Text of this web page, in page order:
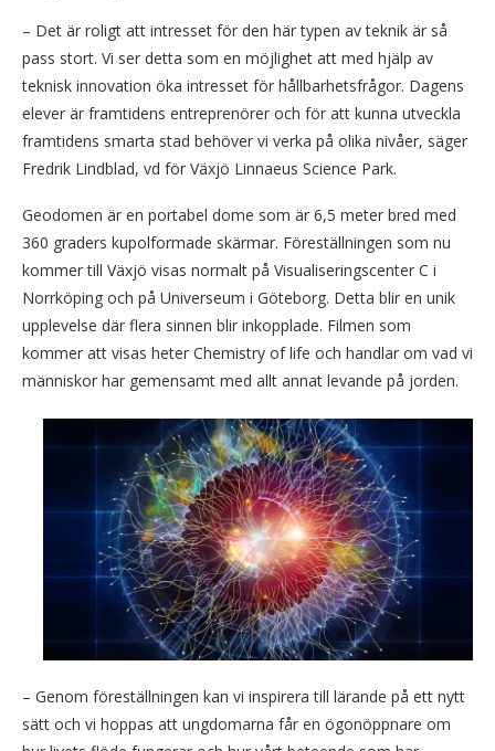
– Det är roligt att intresset för den här typen av teknik är så
pass stort. Vi ser detta som en möjlighet att med hjälp av
teknisk innovation öka intresset för hållbarhetsfrågor. Dagens
elever är framtidens entreprenörer och för att kunna utveckla
framtidens smarta stad behöver vi verka på olika nivåer, säger
Fredrik Lindblad, vd för Växjö Linnaeus Science Park.
Geodomen är en portabel dome som är 6,5 meter bred med
360 graders kupolformade skärmar. Föreställningen som nu
kommer till Växjö visas normalt på Visualiseringscenter C i
Norrköping och på Universeum i Göteborg. Detta blir en unik
upplevelse där flera sinnen blir inkopplade. Filmen som
kommer att visas heter Chemistry of life och handlar om vad vi
människor har gemensamt med allt annat levande på jorden.
– Genom föreställningen kan vi inspirera till lärande på ett nytt
sätt och vi hoppas att ungdomarna får en ögonöppnare om